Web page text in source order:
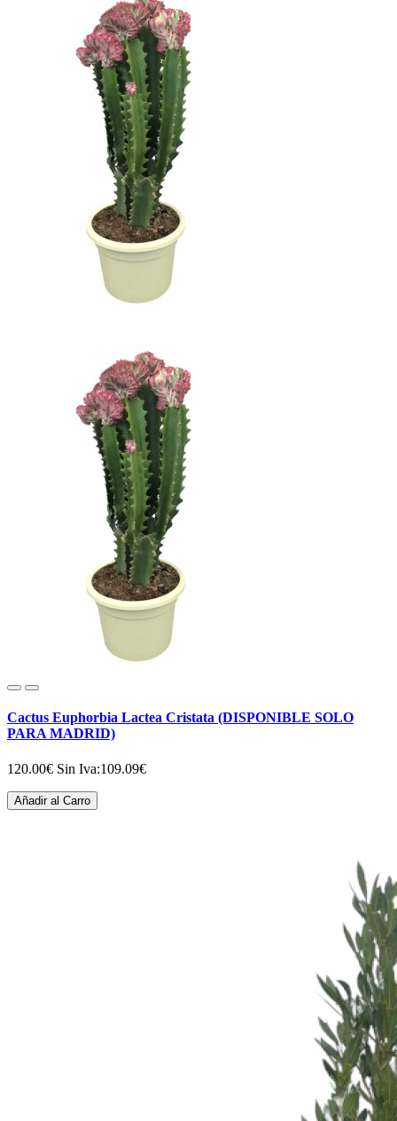
Cactus Euphorbia Lactea Cristata (DISPONIBLE SOLO
PARA MADRID)
120.00€ Sin Iva:109.09€
Añadir al Carro